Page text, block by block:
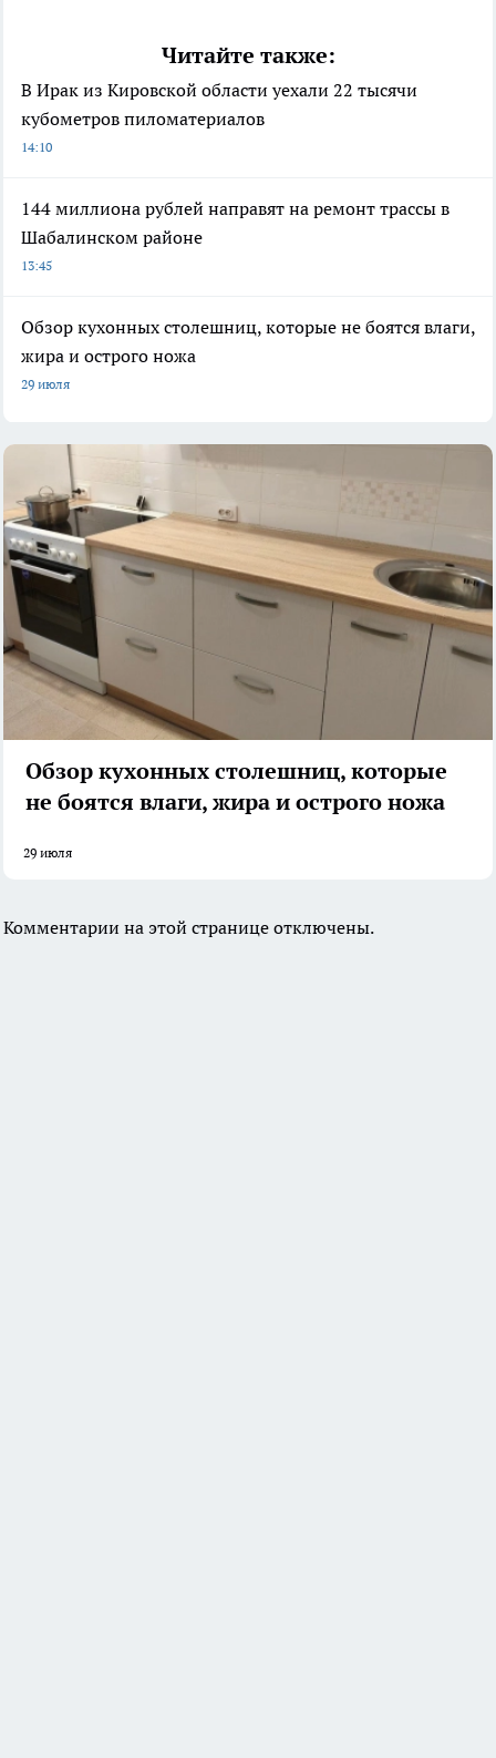
Читайте также:
В Ирак из Кировской области уехали 22 тысячи
кубометров пиломатериалов
14:10
144 миллиона рублей направят на ремонт трассы в
Шабалинском районе
13:45
Обзор кухонных столешниц, которые не боятся влаги,
жира и острого ножа
29 июля
Обзор кухонных столешниц, которые
не боятся влаги, жира и острого ножа
29 июля
Комментарии на этой странице отключены.